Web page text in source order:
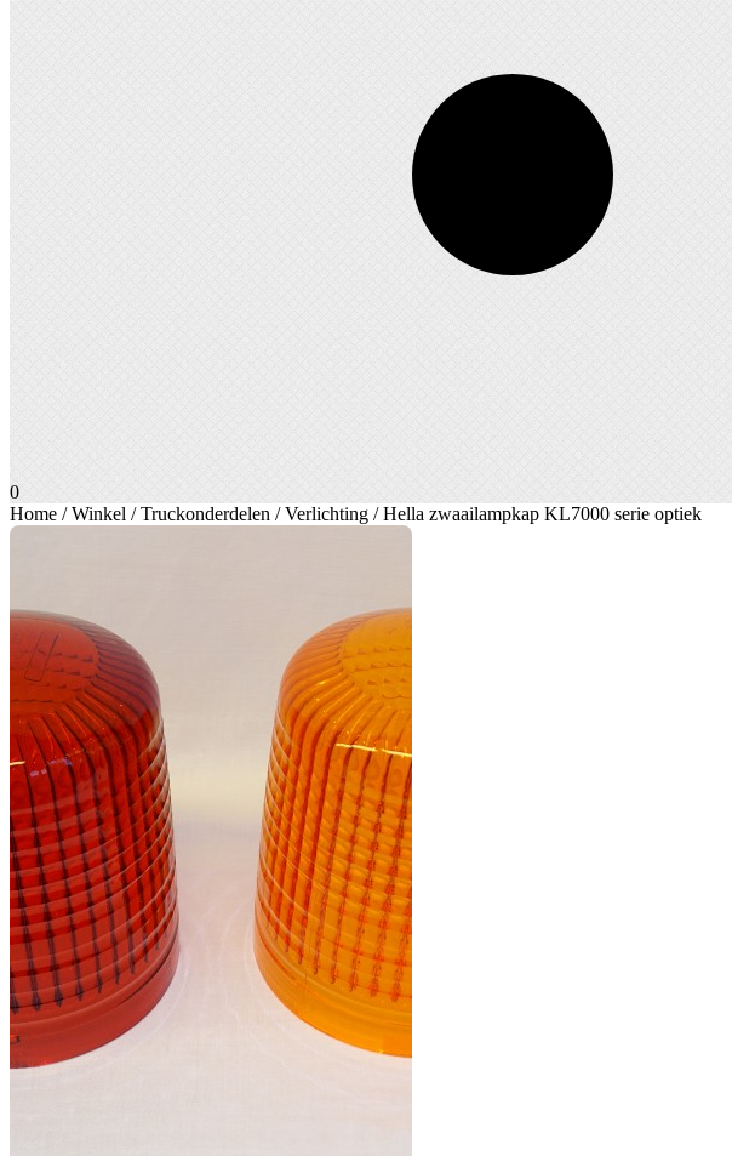
0
Home /Winkel /Truckonderdelen /Verlichting / Hella zwaailampkap KL7000 serie optiek